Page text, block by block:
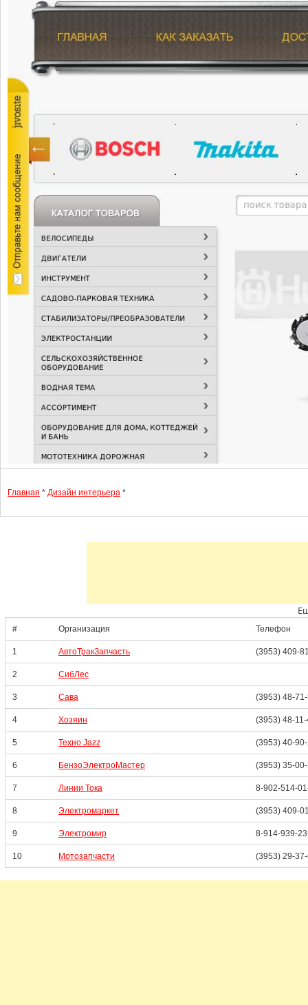
Главная * Дизайн интерьера *
# Организация Телефон
1 АвтоТракЗапчасть (3953) 409-
2 СибЛес
3 Сава (3953) 48-
4 Хозяин (3953) 48-
5 Техно Jazz (3953) 40-
6 БензоЭлектроМастер (3953) 35-
7 Линии Тока 8-902-514-
8 Электромаркет (3953) 409-
9 Электромир 8-914-939-
10 Мотозапчасти (3953) 29-